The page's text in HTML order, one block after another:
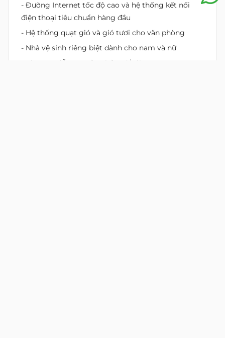
- Đường Internet tốc độ cao và hệ thống kết nối
điện thoại tiêu chuẩn hàng đầu
- Hệ thống quạt gió và gió tươi cho văn phòng
- Nhà vệ sinh riêng biệt dành cho nam và nữ
- Khu vực đỗ xe:
2 tầng hầm để đậu xe